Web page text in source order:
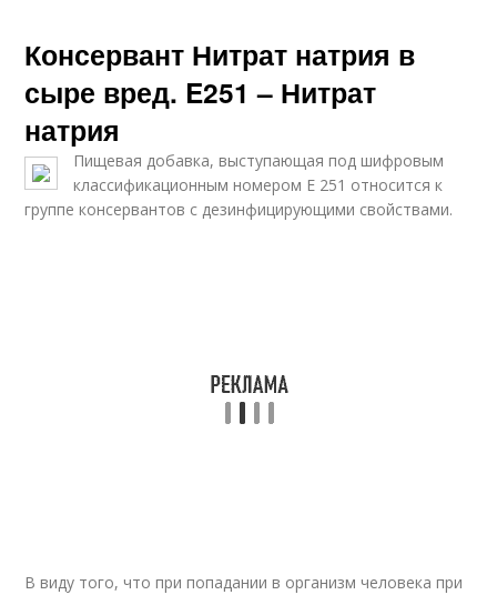
Консервант Нитрат натрия в
сыре вред. E251 – Нитрат
натрия
Пищевая добавка, выступающая под шифровым
классификационным номером Е 251 относится к
группе консервантов с дезинфицирующими свойствами.
В виду того, что при попадании в организм человека при